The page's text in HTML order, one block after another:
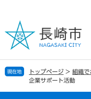
の
で
す
ー
ば
し
現在地 トップページ > 組織で
企業サポート活動